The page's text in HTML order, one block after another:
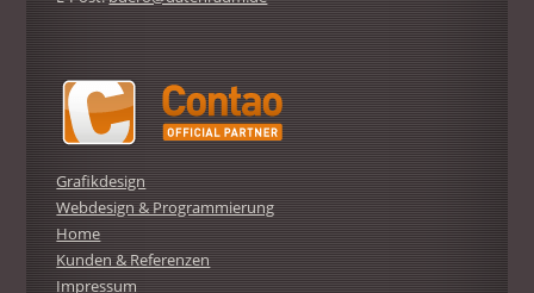
Grafikdesign
Webdesign & Programmierung
Home
Kunden & Referenzen
Impressum